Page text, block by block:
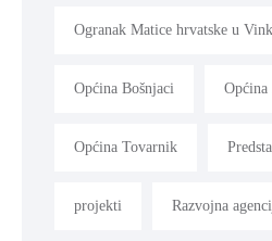
Ogranak Matice hrvatske u
Općina Bošnjaci Općina
Općina Tovarnik
projekti Razvojna